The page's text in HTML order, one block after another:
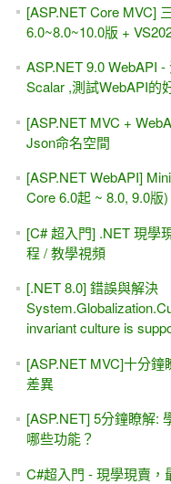
[ASP.NET Core MVC]
6.0~8.0~10.0版 +
ASP.NET 9.0 WebAPI
Scalar ,測試WebAPI的
[ASP.NET MVC +
Json命名空間
[ASP.NET WebAPI]
Core 6.0起 ~ 8.0, 9.0版)
[C# 超入門] .NET 現學
程 / 教學視頻
[.NET 8.0] 錯誤與解決
invariant culture is
[ASP.NET MVC]十分
差異
[ASP.NET] 5分鐘瞭解:
哪些功能？
C#超入門 - 現學現賣，